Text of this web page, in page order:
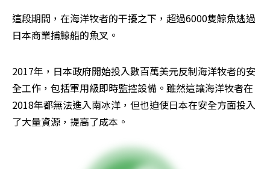
這段期間，在海洋牧者的干擾之下，超過6000隻鯨魚逃過
日本商業捕鯨船的魚叉。
2017年，日本政府開始投入數百萬美元反制海洋牧者的安
全工作，包括軍用級即時監控設備。雖然這讓海洋牧者在
2018年都無法進入南冰洋，但也迫使日本在安全方面投入
了大量資源，提高了成本。